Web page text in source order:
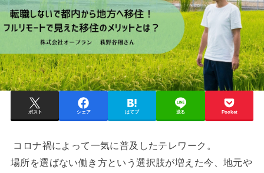
ポスト シェア はてブ 送る Pocket
コロナ禍によって一気に普及したテレワーク。
場所を選ばない働き方という選択肢が増えた今、地元や